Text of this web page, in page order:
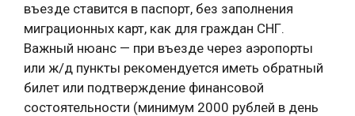
въезде ставится в паспорт, без заполнения
миграционных карт, как для граждан СНГ.
Важный нюанс — при въезде через аэропорты
или ж/д пункты рекомендуется иметь обратный
билет или подтверждение финансовой
состоятельности (минимум 2000 рублей в день